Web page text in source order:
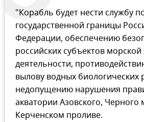
"Корабль будет нести службу
государственной границы
Федерации, обеспечению
российских субъектов
деятельности,
вылову водных биологических
недопущению нарушения
акватории Азовского, Черного
Керченском проливе.